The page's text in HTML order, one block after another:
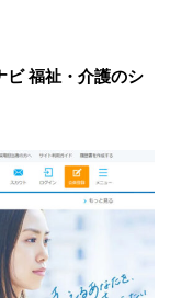
ビ 福祉・介護のシ